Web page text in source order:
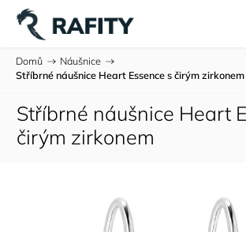
Domů / Náušnice /
Stříbrné náušnice Heart Essence s čirým zirkonem
Stříbrné náušnice Heart
čirým zirkonem